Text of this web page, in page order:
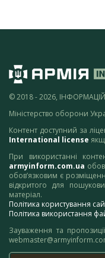
© 2018 - 2026,
Міністерство оборони
Контент доступний за
International license
При використанні
armyinform.com.ua
обов’язковим є
відкритого для
матеріал.
Політика користування
Політика використання
Зауваження та